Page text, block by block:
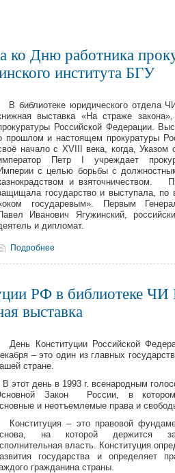
ко Дню работника
института БГУ
В библиотеке юридического отдела
выставка «На страже
Российской Федерации.
прошлом и настоящем прокуратуры
начало с XVIII века, когда, Указом
Петр I учреждает
с целью борьбы с
и взяточничеством.
государство и выступала,
государевым». Первым
Иванович Ягужинский,
и дипломат.
Подробнее
РФ в библиотеке
выставка
День Конституции Российской
– это один из главных
стране.
В этот день в 1993 г. всенародным
Закон России, в котором
и неотъемлемые права и
Конституция – это правовой
на которой держится
власть. Конституция
государства и определяет
гражданина страны.